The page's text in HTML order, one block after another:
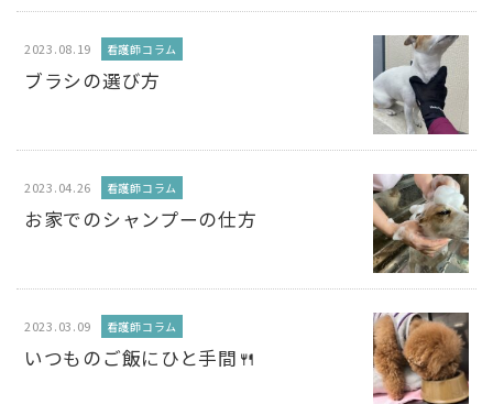
2023.08.19 看護師コラム
ブラシの選び方
2023.04.26 看護師コラム
お家でのシャンプーの仕方
2023.03.09 看護師コラム
いつものご飯にひと手間🍴